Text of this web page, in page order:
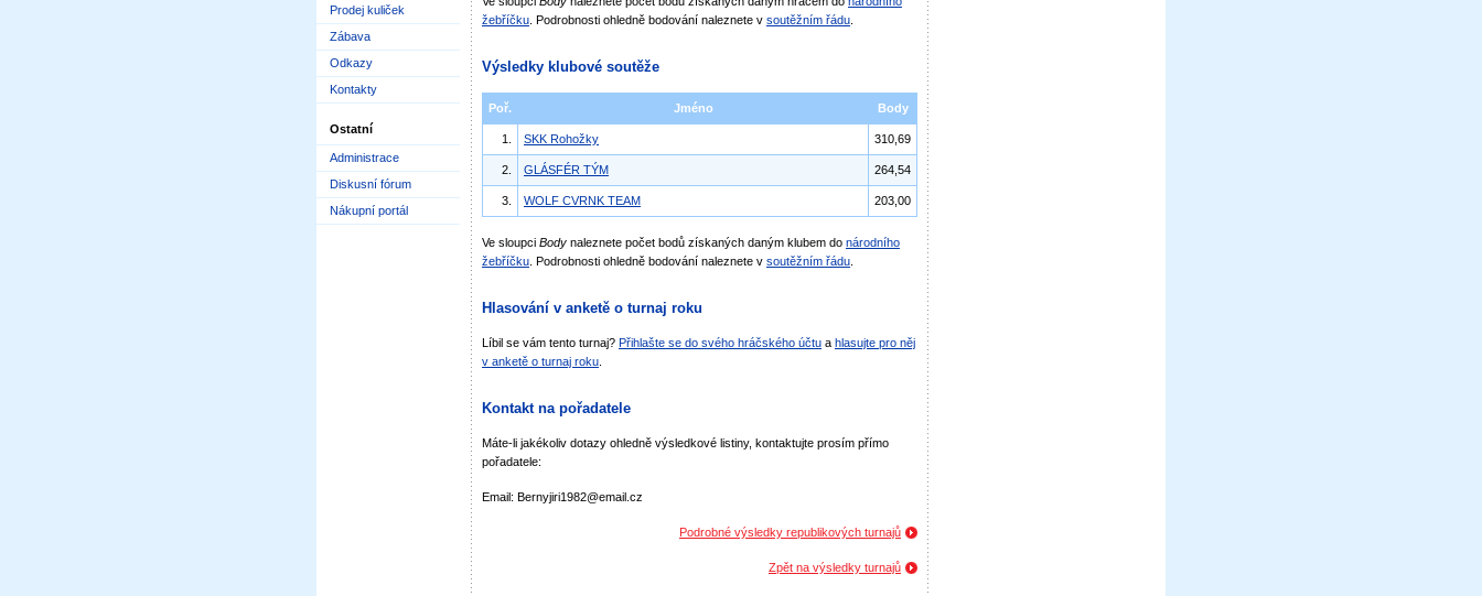
Prodej kuliček
Zábava
Odkazy
Kontakty
Ostatní
Administrace
Diskusní fórum
Nákupní portál
žebříčku . Podrobnosti ohledně bodování naleznete v soutěžním řádu
Výsledky klubové soutěže
Poř. Jméno Body
1. SKK Rohožky 310,69
2. GLÁSFÉR TÝM 264,54
3. WOLF CVRNK TEAM 203,00
Ve sloupci Body naleznete počet bodů získaných daným klubem do národního
žebříčku . Podrobnosti ohledně bodování naleznete v soutěžním řádu
Hlasování v anketě o turnaj roku
Líbil se vám tento turnaj? Přihlašte se do svého hráčského účtu a hlasujte pro něj
v anketě o turnaj roku
Kontakt na pořadatele
Máte-li jakékoliv dotazy ohledně výsledkové listiny, kontaktujte prosím přímo
pořadatele:
Email: Bernyjiri1982@email.cz
Podrobné výsledky republikových turnajů
Zpět na výsledky turnajů